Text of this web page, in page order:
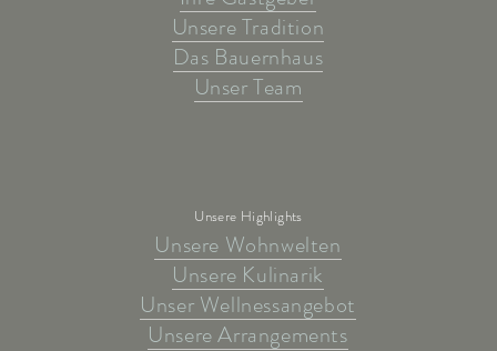
Unsere Tradition
Das Bauernhaus
Unser Team
Unsere Highlights
Unsere Wohnwelten
Unsere Kulinarik
Unser Wellnessangebot
Unsere Arrangements